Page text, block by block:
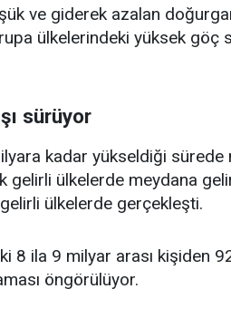
ve giderek azalan
ülkelerindeki yüksek göç
sürüyor
kadar yükseldiği sürede
gelirli ülkelerde meydana
ülkelerde gerçekleşti.
8 ila 9 milyar arası kişiden
öngörülüyor.